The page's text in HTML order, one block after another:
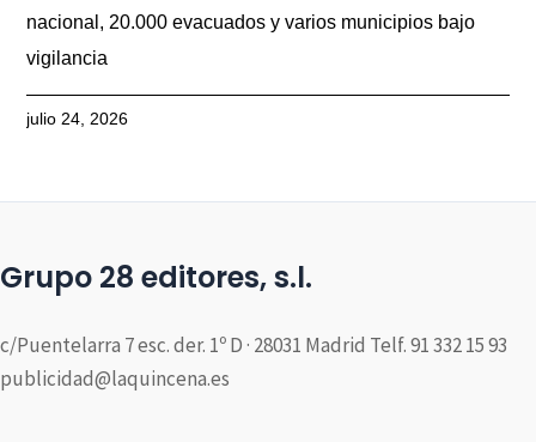
nacional, 20.000 evacuados y varios municipios bajo
vigilancia
julio 24, 2026
Grupo 28 editores, s.l.
c/Puentelarra 7 esc. der. 1º D · 28031 Madrid Telf. 91 332 15 93
publicidad@laquincena.es